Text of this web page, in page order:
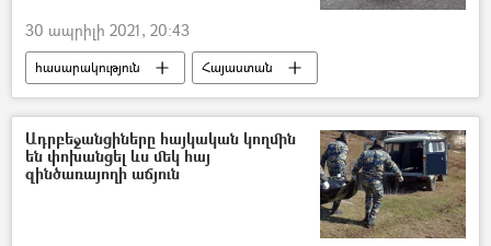
30 ապրիլի 2021, 20:43
հասարակություն
Հայաստան
վթար
երթուղի
երթուղային
Տուժածներ
«Երեխաների քաղաք»
Ադրբեջանցիները հայկական կողմին
են փոխանցել ևս մեկ հայ
զինծառայողի աճյուն